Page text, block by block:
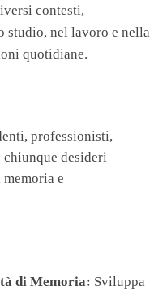
contesti,
studio, nel lavoro e nella
quotidiane.
professionisti,
desideri
e
di Memoria: Sviluppa